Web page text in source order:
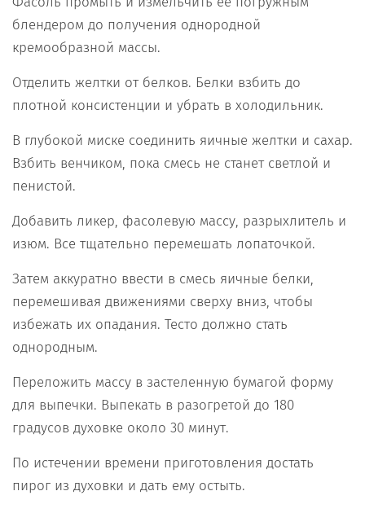
блендером до получения однородной
кремообразной массы.
Отделить желтки от белков. Белки взбить до
плотной консистенции и убрать в холодильник.
В глубокой миске соединить яичные желтки и сахар.
Взбить венчиком, пока смесь не станет светлой и
пенистой.
Добавить ликер, фасолевую массу, разрыхлитель и
изюм. Все тщательно перемешать лопаточкой.
Затем аккуратно ввести в смесь яичные белки,
перемешивая движениями сверху вниз, чтобы
избежать их опадания. Тесто должно стать
однородным.
Переложить массу в застеленную бумагой форму
для выпечки. Выпекать в разогретой до 180
градусов духовке около 30 минут.
По истечении времени приготовления достать
пирог из духовки и дать ему остыть.